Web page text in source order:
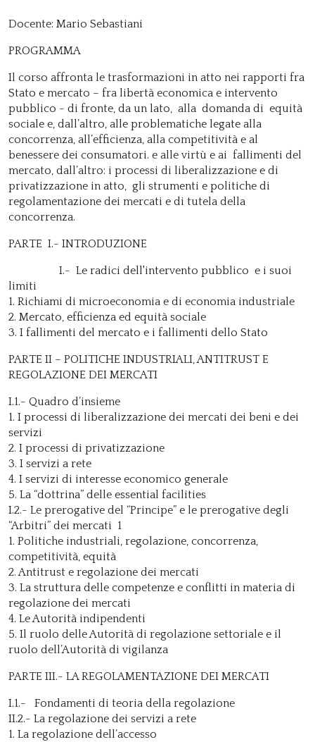
Docente: Mario Sebastiani
PROGRAMMA
Il corso affronta le trasformazioni in atto nei rapporti fra
Stato e mercato – fra libertà economica e intervento
pubblico - di fronte, da un lato, alla domanda di equità
sociale e, dall’altro, alle problematiche legate alla
concorrenza, all’efficienza, alla competitività e al
benessere dei consumatori. e alle virtù e ai fallimenti del
mercato, dall’altro: i processi di liberalizzazione e di
privatizzazione in atto, gli strumenti e politiche di
regolamentazione dei mercati e di tutela della
concorrenza.
PARTE I.- INTRODUZIONE
I.- Le radici dell'intervento pubblico e i suoi
limiti
1. Richiami di microeconomia e di economia industriale
2. Mercato, efficienza ed equità sociale
3. I fallimenti del mercato e i fallimenti dello Stato
PARTE II – POLITICHE INDUSTRIALI, ANTITRUST E
REGOLAZIONE DEI MERCATI
I.1.- Quadro d’insieme
1. I processi di liberalizzazione dei mercati dei beni e dei
servizi
2. I processi di privatizzazione
3. I servizi a rete
4. I servizi di interesse economico generale
5. La “dottrina” delle essential facilities
I.2.- Le prerogative del “Principe” e le prerogative degli
“Arbitri” dei mercati 1
1. Politiche industriali, regolazione, concorrenza,
competitività, equità
2. Antitrust e regolazione dei mercati
3. La struttura delle competenze e conflitti in materia di
regolazione dei mercati
4. Le Autorità indipendenti
5. Il ruolo delle Autorità di regolazione settoriale e il
ruolo dell’Autorità di vigilanza
PARTE III.- LA REGOLAMENTAZIONE DEI MERCATI
I.1.- Fondamenti di teoria della regolazione
II.2.- La regolazione dei servizi a rete
1. La regolazione dell’accesso